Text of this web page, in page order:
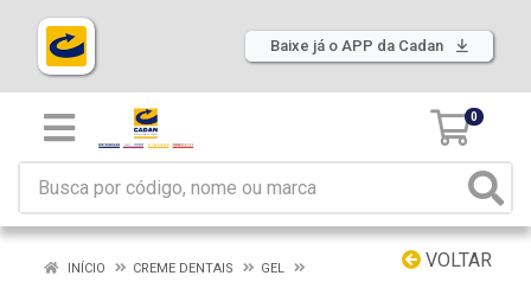
Baixe já o APP da Cadan
0
VOLTAR
INÍCIO CREME DENTAIS
GEL